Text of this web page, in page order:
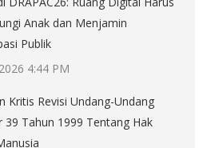
Anak dan Menjamin
Publik
4:44 PM
Kritis Revisi Undang-Undang
39 Tahun 1999 Tentang Hak